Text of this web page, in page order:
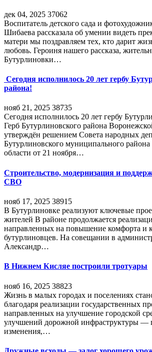
дек 04, 2025 37062
Воспитатель детского сада и
Шибаева рассказала об умении видеть
матери мы поздравляем тех, кто дарит
любовь. Героиня нашего рассказа,
Бутурлиновки…
Сегодня исполнилось 20 лет гербу
района!
нояб 21, 2025 38735
Сегодня исполнилось 20 лет гербу
Герб Бутурлиновского района
утверждён решением Совета народных
Бутурлиновского муниципального
области от 21 ноября…
Строительство, модернизация и
СВО
нояб 17, 2025 38915
В Бутурлиновке реализуют ключевые
жителей В районе продолжается
направленных на повышение комфорта и
бутурлиновцев. На совещании в
Александр…
В Нижнем Кисляе построили тротуары
нояб 16, 2025 38823
Жизнь в малых городах и поселениях
благодаря реализации государственных
направленных на улучшение городской
улучшений дорожной инфраструктуры —
изменения,…